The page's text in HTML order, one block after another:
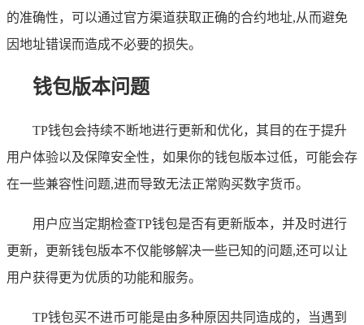
的准确性，可以通过官方渠道获取正确的合约地址,从而避免
因地址错误而造成不必要的损失。
钱包版本问题
TP钱包会持续不断地进行更新和优化，其目的在于提升
用户体验以及保障安全性，如果你的钱包版本过低，可能会存
在一些兼容性问题,进而导致无法正常购买数字货币。
用户应当定期检查TP钱包是否有更新版本，并及时进行
更新，更新钱包版本不仅能够解决一些已知的问题,还可以让
用户获得更为优质的功能和服务。
TP钱包买不进币可能是由多种原因共同造成的，当遇到